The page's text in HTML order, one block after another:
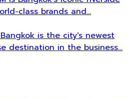
class brands and…
is the city's newest
destination in the business…